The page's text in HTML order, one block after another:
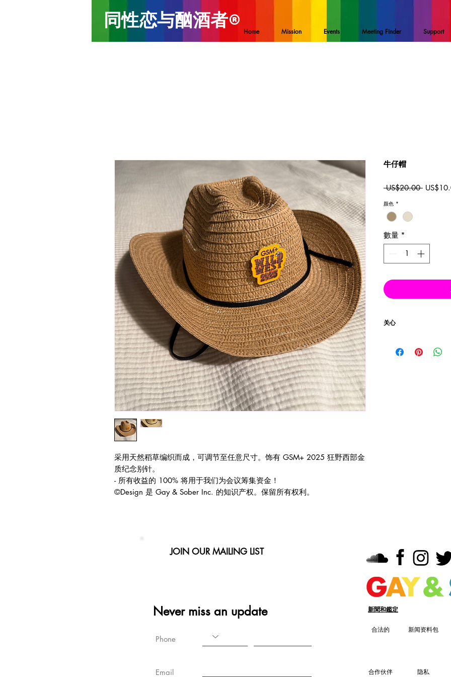
Home Mission Events Meeting Finder Support
同性恋与酗酒者®
采用天然稻草编织而成，可调节至任意尺寸。饰有 GSM+ 2025 狂野西部金
质纪念别针。
- 所有收益的 100% 将用于我们为会议筹集资金！
©Design 是 Gay & Sober Inc. 的知识产权。保留所有权利。
牛仔帽
US$20.00 一
颜色 *
數量 *
关心
仅使用非氯漂白剂。
中温烘干。
JOIN OUR MAILING LIST
Never miss an update
Phone
Email
新聞和鑑定
合法的 新闻资料包
合作伙伴 隐私